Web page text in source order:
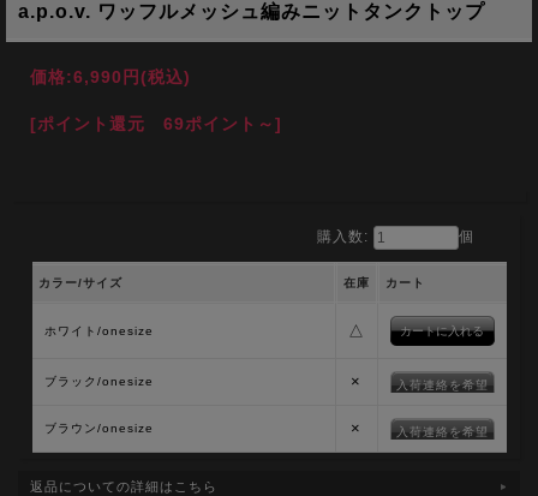
a.p.o.v. ワッフルメッシュ編みニットタンクトップ
価格:6,990円(税込)
[ポイント還元 69ポイント～]
購入数: 個
カラー/サイズ 在庫 カート
ホワイト/onesize △
ブラック/onesize × 入荷連絡を希望
ブラウン/onesize × 入荷連絡を希望
返品についての詳細はこちら